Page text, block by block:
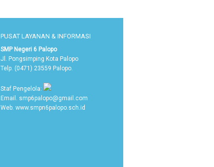
PUSAT LAYANAN & INFORMASI
SMP Negeri 6 Palopo
Jl. Pongsimping Kota Palopo
Telp. (0471) 23559 Palopo.
Staf Pengelola:
Email. smp6palopo@gmail.com
Web. www.smpn6palopo.sch.id